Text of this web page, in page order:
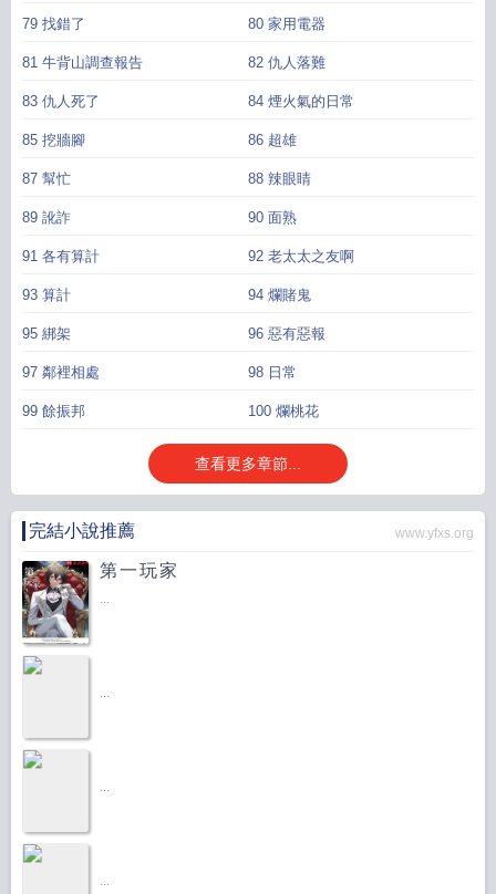
79 找錯了 80 家用電器
81 牛背山調查報告 82 仇人落難
83 仇人死了 84 煙火氣的日常
85 挖牆腳 86 超雄
87 幫忙 88 辣眼睛
89 訛詐 90 面熟
91 各有算計 92 老太太之友啊
93 算計 94 爛賭鬼
95 綁架 96 惡有惡報
97 鄰裡相處 98 日常
99 餘振邦 100 爛桃花
查看更多章節...
完結小說推薦 www.yfxs.org
第一玩家
...
...
...
...